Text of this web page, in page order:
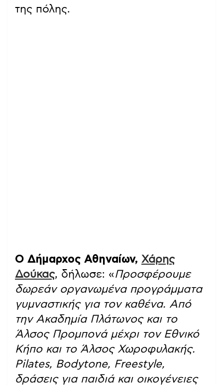
της πόλης.
Ο Δήμαρχος Αθηναίων, Χάρης
Δούκας, δήλωσε: «Προσφέρουμε
δωρεάν οργανωμένα προγράμματα
γυμναστικής για τον καθένα. Από
την Ακαδημία Πλάτωνος και το
Άλσος Προμπονά μέχρι τον Εθνικό
Κήπο και το Άλσος Χωροφυλακής.
Pilates, Bodytone, Freestyle,
δράσεις για παιδιά και οικογένειες